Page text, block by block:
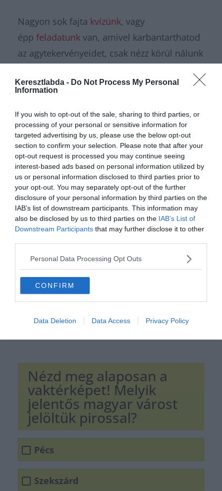
Keresztlabda - Do Not Process My Personal
Information
If you wish to opt-out of the sale, sharing to third parties, or
processing of your personal or sensitive information for
targeted advertising by us, please use the below opt-out
section to confirm your selection. Please note that after your
opt-out request is processed you may continue seeing
interest-based ads based on personal information utilized by
us or personal information disclosed to third parties prior to
your opt-out. You may separately opt-out of the further
disclosure of your personal information by third parties on the
IAB’s list of downstream participants. This information may
also be disclosed by us to third parties on the IAB’s List of
Downstream Participants that may further disclose it to other
Personal Data Processing Opt Outs
CONFIRM
Data Deletion Data Access Privacy Policy
Nagyon sok fajta kvízünk, vagy
épp feladatunk van, amivel karbantarthatod
az agytekervényeidet, csak nézz körül nálunk
feladatokat találhatsz!
Hirdetés
Nézd meg alaposan a
vaktérképet! Melyik
jelentős magyar várost
jelöltük pirossal?
Pécs
Szekszárd